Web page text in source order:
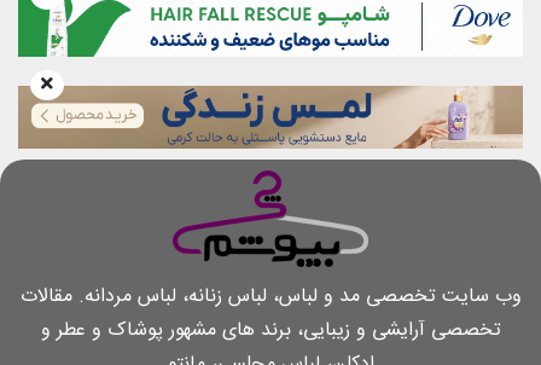
وب سایت تخصصی مد و لباس، لباس زنانه، لباس مردانه. مقالات
تخصصی آرایشی و زیبایی، برند های مشهور پوشاک و عطر و